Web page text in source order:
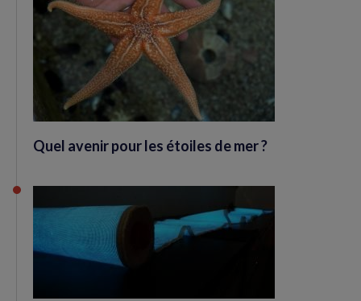
Quel avenir pour les étoiles de mer ?